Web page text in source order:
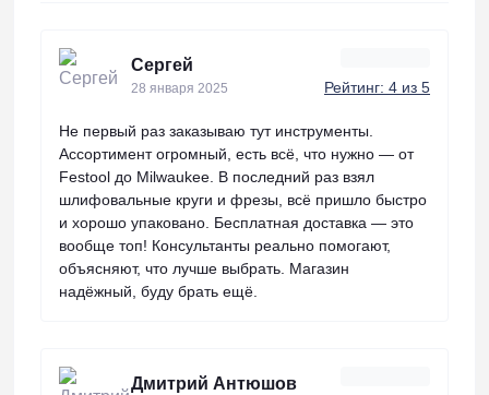
Сергей
28 января 2025 Рейтинг: 4 из 5
Не первый раз заказываю тут инструменты.
Ассортимент огромный, есть всё, что нужно — от
Festool до Milwaukee. В последний раз взял
шлифовальные круги и фрезы, всё пришло быстро
и хорошо упаковано. Бесплатная доставка — это
вообще топ! Консультанты реально помогают,
объясняют, что лучше выбрать. Магазин
надёжный, буду брать ещё.
Дмитрий Антюшов